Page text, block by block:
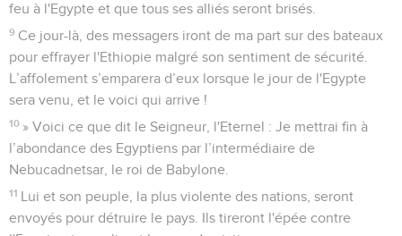
feu à l'Egypte et que tous ses alliés seront brisés.
9 Ce jour-là, des messagers iront de ma part sur des bateaux
pour effrayer l'Ethiopie malgré son sentiment de sécurité.
L’affolement s’emparera d’eux lorsque le jour de l'Egypte
sera venu, et le voici qui arrive !
10 » Voici ce que dit le Seigneur, l'Eternel : Je mettrai fin à
l’abondance des Egyptiens par l’intermédiaire de
Nebucadnetsar, le roi de Babylone.
11 Lui et son peuple, la plus violente des nations, seront
envoyés pour détruire le pays. Ils tireront l'épée contre